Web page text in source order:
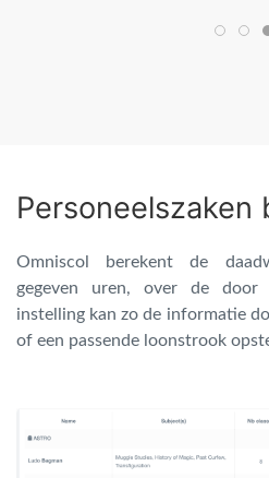
Personeelszaken
Omniscol berekent de
gegeven uren, over de
instelling kan zo de informatie
of een passende loonstrook